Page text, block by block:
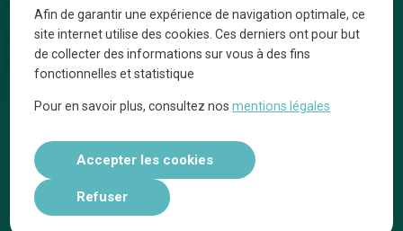
Bonnes adresses
Quartiers
Blog
Tops 10
A propos
On parle de nous
Afin de garantir une expérience de navigation optimale, ce
site internet utilise des cookies. Ces derniers ont pour but
de collecter des informations sur vous à des fins
fonctionnelles et statistique
Pour en savoir plus, consultez nosmentions légales
Accepter les cookies
Refuser